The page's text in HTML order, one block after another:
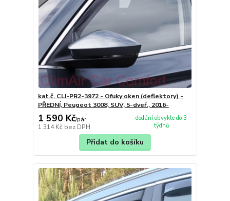
kat.č. CLI-PR2-3972 - Ofuky oken (deflektory) -
PŘEDNÍ, Peugeot 3008, SUV, 5-dveř., 2016-
1 590 Kč/pár
1 314 Kč bez DPH
dodání obvykle do 3
týdnů
Přidat do košíku